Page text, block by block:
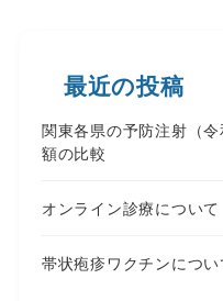
最近の投稿
関東各県の予防注射（
額の比較
オンライン診療について
帯状疱疹ワクチンについ